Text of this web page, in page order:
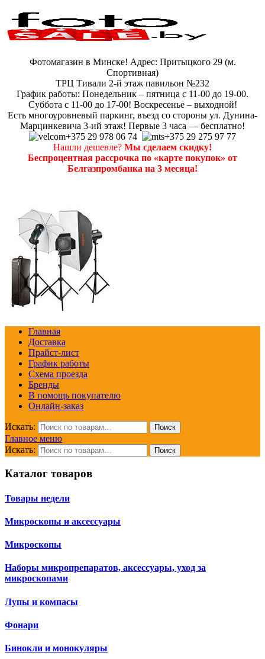
Фотомагазин в Минске! Адрес: Притыцкого 29 (м.
Спортивная)
ТРЦ Тивали 2-й этаж павильон №232
График работы: Понедельник – пятница с 11-00 до 19-00.
Суббота с 11-00 до 17-00! Воскресенье – выходной!
Есть многоуровневый паркинг, въезд со стороны ул. Дунина-
Марцинкевича 3-ий этаж! Первые 3 часа — бесплатно!
+375 29 978 06 74
+375 29 275 97 77
Нашли дешевле? Мы сделаем скидку!
Беспроцентная рассрочка по «карте покупок» от
Белгазпромбанка на 3 месяца!
Главная
Доставка
Прайст-лист
График работы
Схема проезда
Бренды
В помощь покупателю
Онлайн-заказ
Искать: Поиск
Главное меню
Искать:
Поиск
Каталог товаров
Товары недели
Микроскопы и аксессуары
Микроскопы
Наборы микропрепаратов, аксессуары, уход за
микроскопами
Лупы и компасы
Фонари
Бинокли и монокуляры